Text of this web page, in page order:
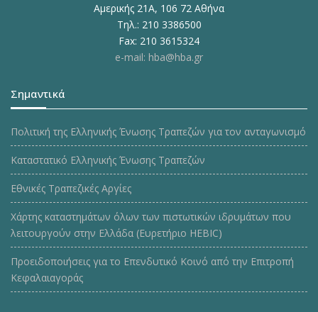
Αμερικής 21Α, 106 72 Αθήνα
Τηλ.: 210 3386500
Fax: 210 3615324
e-mail: hba@hba.gr
Σημαντικά
Πολιτική της Ελληνικής Ένωσης Τραπεζών για τον ανταγωνισμό
Καταστατικό Ελληνικής Ένωσης Τραπεζών
Εθνικές Τραπεζικές Αργίες
Χάρτης καταστημάτων όλων των πιστωτικών ιδρυμάτων που
λειτουργούν στην Ελλάδα (Ευρετήριο HEBIC)
Προειδοποιήσεις για το Επενδυτικό Κοινό από την Επιτροπή
Κεφαλαιαγοράς